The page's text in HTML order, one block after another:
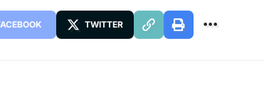
TWITTER